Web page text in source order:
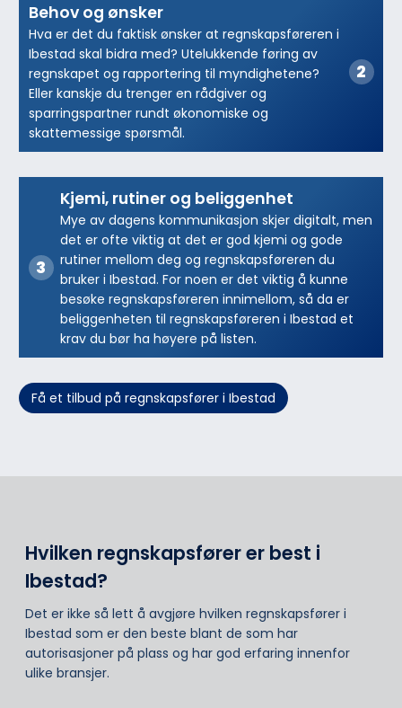
Behov og ønsker
Hva er det du faktisk ønsker at regnskapsføreren i
Ibestad skal bidra med? Utelukkende føring av
regnskapet og rapportering til myndighetene?
Eller kanskje du trenger en rådgiver og
sparringspartner rundt økonomiske og
skattemessige spørsmål.
Kjemi, rutiner og beliggenhet
Mye av dagens kommunikasjon skjer digitalt, men
det er ofte viktig at det er god kjemi og gode
rutiner mellom deg og regnskapsføreren du
bruker i Ibestad. For noen er det viktig å kunne
besøke regnskapsføreren innimellom, så da er
beliggenheten til regnskapsføreren i Ibestad et
krav du bør ha høyere på listen.
Få et tilbud på regnskapsfører i Ibestad
Hvilken regnskapsfører er best i
Ibestad?
Det er ikke så lett å avgjøre hvilken regnskapsfører i
Ibestad som er den beste blant de som har
autorisasjoner på plass og har god erfaring innenfor
ulike bransjer.